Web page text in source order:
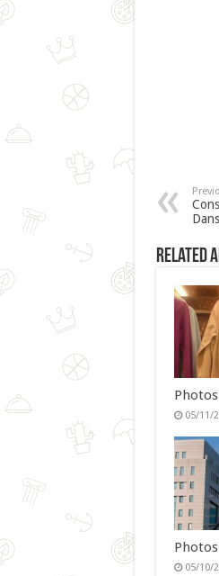
Related
Photos
05/11/
05/10/